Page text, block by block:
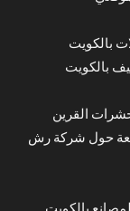
بالكويت
بالكويت
القرين
حول شركة رش
بالكويت